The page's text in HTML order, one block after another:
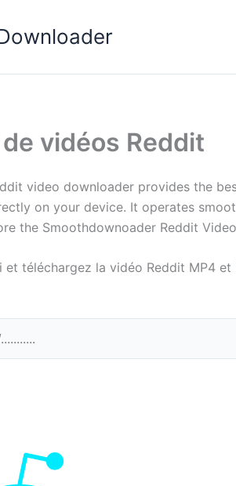
vidéos Reddit
video downloader provides the
on your device. It operates
the Smoothdownoader Reddit
téléchargez la vidéo Reddit MP4 et